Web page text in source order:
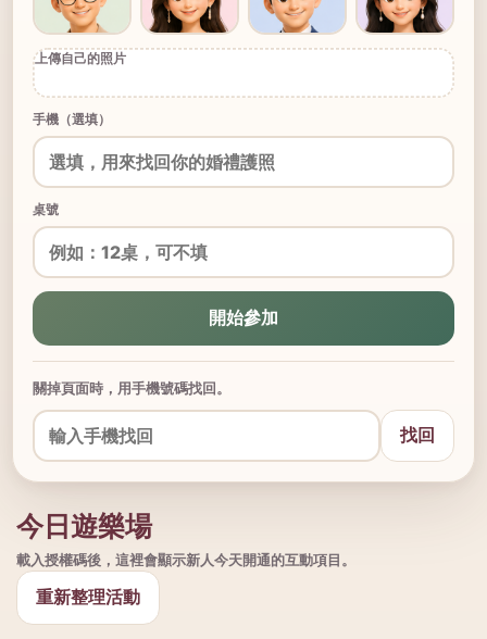
上傳自己的照片
手機（選填）
桌號
開始參加
關掉頁面時，用手機號碼找回。
找回
今日遊樂場
載入授權碼後，這裡會顯示新人今天開通的互動項目。
重新整理活動